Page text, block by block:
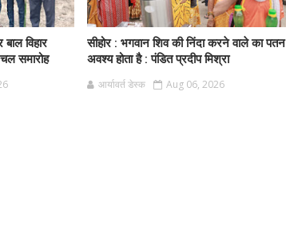
बाल विहार
समारोह
सीहोर : भगवान शिव की निंदा करने वाले का पतन
अवश्य होता है : पंडित प्रदीप मिश्रा
आर्यावर्त डेस्क Aug 06, 2026